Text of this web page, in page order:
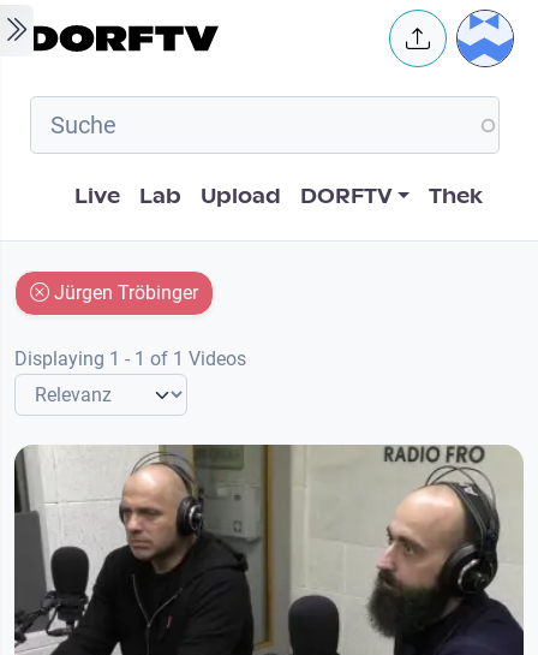
Skip to main content User
Hauptnavigation
Live Lab Upload DORFTV Thek
Jürgen Tröbinger
Displaying 1 - 1 of 1 Videos